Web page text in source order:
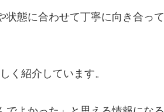
状態に合わせて丁寧に向き合って
く紹介しています。